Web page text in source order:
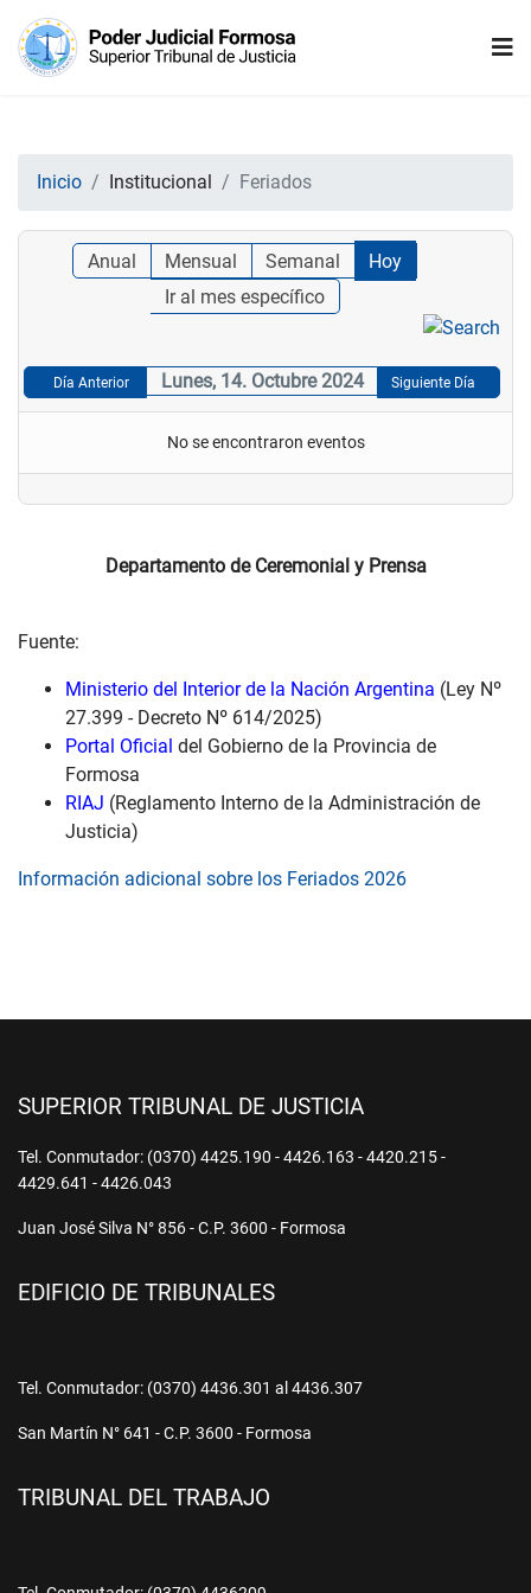
Inicio Institucional Feriados
Anual Mensual Semanal
Hoy
Ir al mes específico
Día Anterior Lunes, 14. Octubre 2024 Siguiente Día
No se encontraron eventos
Departamento de Ceremonial y Prensa
Fuente:
Ministerio del Interior de la Nación Argentina (Ley Nº
27.399 - Decreto Nº 614/2025)
Portal Oficial del Gobierno de la Provincia de
Formosa
RIAJ (Reglamento Interno de la Administración de
Justicia)
Información adicional sobre los Feriados 2026
SUPERIOR TRIBUNAL DE JUSTICIA
Tel. Conmutador: (0370) 4425.190 - 4426.163 - 4420.215 -
4429.641 - 4426.043
Juan José Silva N° 856 - C.P. 3600 - Formosa
EDIFICIO DE TRIBUNALES
Tel. Conmutador: (0370) 4436.301 al 4436.307
San Martín N° 641 - C.P. 3600 - Formosa
TRIBUNAL DEL TRABAJO